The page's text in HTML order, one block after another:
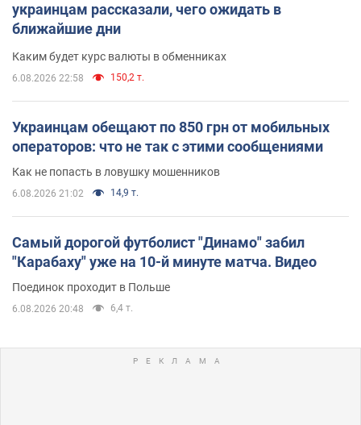
украинцам рассказали, чего ожидать в
ближайшие дни
Каким будет курс валюты в обменниках
6.08.2026 22:58 150,2 т.
Украинцам обещают по 850 грн от мобильных
операторов: что не так с этими сообщениями
Как не попасть в ловушку мошенников
6.08.2026 21:02 14,9 т.
Самый дорогой футболист "Динамо" забил
"Карабаху" уже на 10-й минуте матча. Видео
Поединок проходит в Польше
6.08.2026 20:48 6,4 т.